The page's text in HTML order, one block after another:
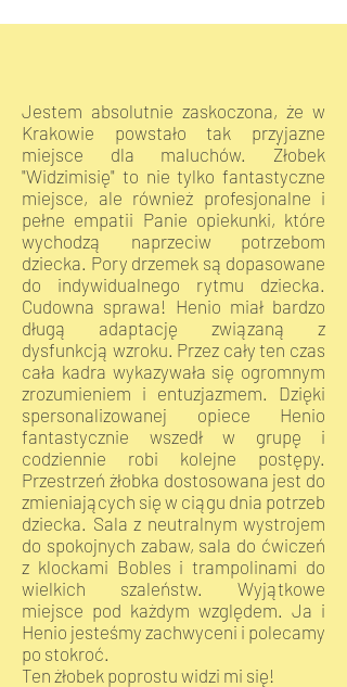
Jestem absolutnie zaskoczona, że w
Krakowie powstało tak przyjazne
miejsce dla maluchów. Żłobek
"Widzimisię" to nie tylko fantastyczne
miejsce, ale również profesjonalne i
pełne empatii Panie opiekunki, które
wychodzą naprzeciw potrzebom
dziecka. Pory drzemek są dopasowane
do indywidualnego rytmu dziecka.
Cudowna sprawa! Henio miał bardzo
długą adaptację związaną z
dysfunkcją wzroku. Przez cały ten czas
cała kadra wykazywała się ogromnym
zrozumieniem i entuzjazmem. Dzięki
spersonalizowanej opiece Henio
fantastycznie wszedł w grupę i
codziennie robi kolejne postępy.
Przestrzeń żłobka dostosowana jest do
zmieniających się w ciągu dnia potrzeb
dziecka. Sala z neutralnym wystrojem
do spokojnych zabaw, sala do ćwiczeń
z klockami Bobles i trampolinami do
wielkich szaleństw. Wyjątkowe
miejsce pod każdym względem. Ja i
Henio jesteśmy zachwyceni i polecamy
po stokroć.
Ten żłobek poprostu widzi mi się!